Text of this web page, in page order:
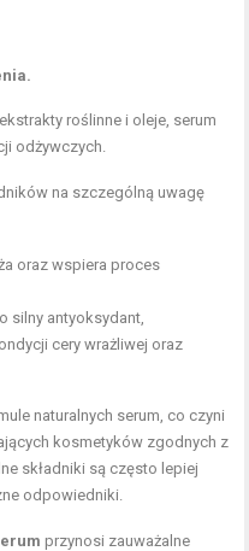
ekstrakty roślinne i oleje, serum
odżywczych.
na szczególną uwagę
oraz wspiera proces
silny antyoksydant,
cery wrażliwej oraz
naturalnych serum, co czyni
kosmetyków zgodnych z
składniki są często lepiej
odpowiedniki.
przynosi zauważalne